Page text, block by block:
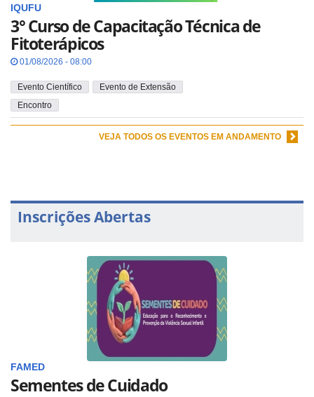
IQUFU
3° Curso de Capacitação Técnica de
Fitoterápicos
01/08/2026 - 08:00
Evento Científico
Evento de Extensão
Encontro
VEJA TODOS OS EVENTOS EM ANDAMENTO
Inscrições Abertas
FAMED
Sementes de Cuidado